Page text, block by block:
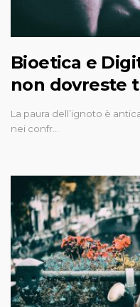
Bioetica e
non dovreste
La paura dell’ignoto è
nei confr…